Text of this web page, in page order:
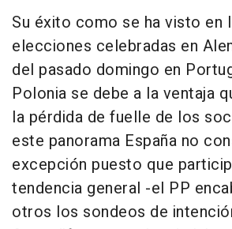
Su éxito como se ha visto en
elecciones celebradas en
del pasado domingo en
Polonia se debe a la ventaja
la pérdida de fuelle de los
este panorama España no
excepción puesto que
tendencia general -el PP
otros los sondeos de